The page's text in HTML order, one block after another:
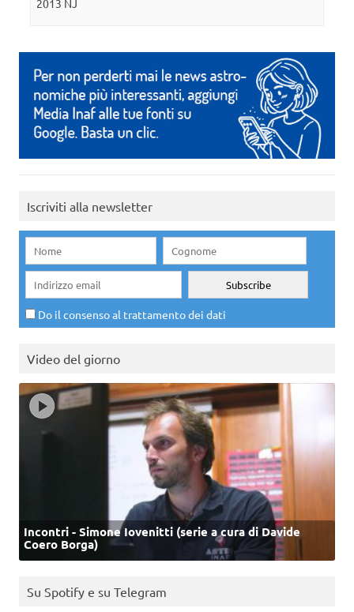
2013 NJ
Iscriviti alla newsletter
Do il consenso al trattamento dei dati
Video del giorno
Incontri - Simone Iovenitti (serie a cura di Davide
Coero Borga)
Su Spotify e su Telegram